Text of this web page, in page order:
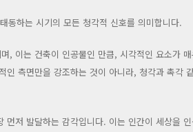
동하는 시기의 모든 청각적 신호를 의미합니다.
, 이는 건축이 인공물인 만큼, 시각적인 요소가
인 측면만을 강조하는 것이 아니라, 청각과 촉각
먼저 발달하는 감각입니다. 이는 인간이 세상을